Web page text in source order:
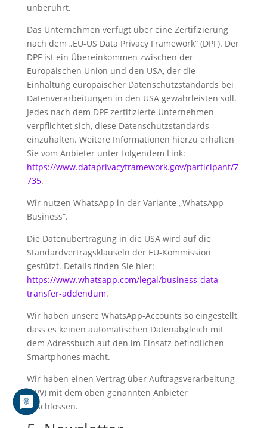
unberührt.
Das Unternehmen verfügt über eine Zertifizierung
nach dem „EU-US Data Privacy Framework“ (DPF). Der
DPF ist ein Übereinkommen zwischen der
Europäischen Union und den USA, der die
Einhaltung europäischer Datenschutzstandards bei
Datenverarbeitungen in den USA gewährleisten soll.
Jedes nach dem DPF zertifizierte Unternehmen
verpflichtet sich, diese Datenschutzstandards
einzuhalten. Weitere Informationen hierzu erhalten
Sie vom Anbieter unter folgendem Link:
https://www.dataprivacyframework.gov/participant/7
735.
Wir nutzen WhatsApp in der Variante „WhatsApp
Business“.
Die Datenübertragung in die USA wird auf die
Standardvertragsklauseln der EU-Kommission
gestützt. Details finden Sie hier:
https://www.whatsapp.com/legal/business-data-
transfer-addendum.
Wir haben unsere WhatsApp-Accounts so eingestellt,
dass es keinen automatischen Datenabgleich mit
dem Adressbuch auf den im Einsatz befindlichen
Smartphones macht.
Wir haben einen Vertrag über Auftragsverarbeitung
(AVV) mit dem oben genannten Anbieter
geschlossen.